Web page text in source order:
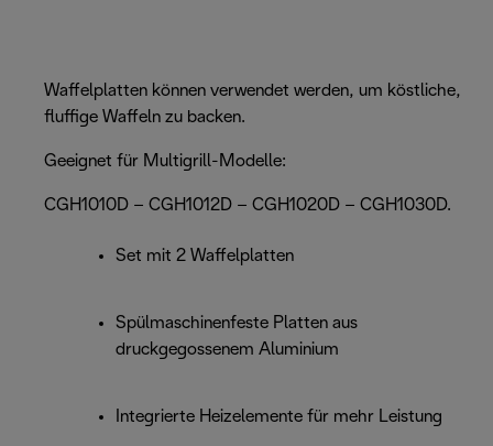
Waffelplatten können verwendet werden, um köstliche,
fluffige Waffeln zu backen.
Geeignet für Multigrill-Modelle:
CGH1010D – CGH1012D – CGH1020D – CGH1030D.
Set mit 2 Waffelplatten
Spülmaschinenfeste Platten aus
druckgegossenem Aluminium
Integrierte Heizelemente für mehr Leistung